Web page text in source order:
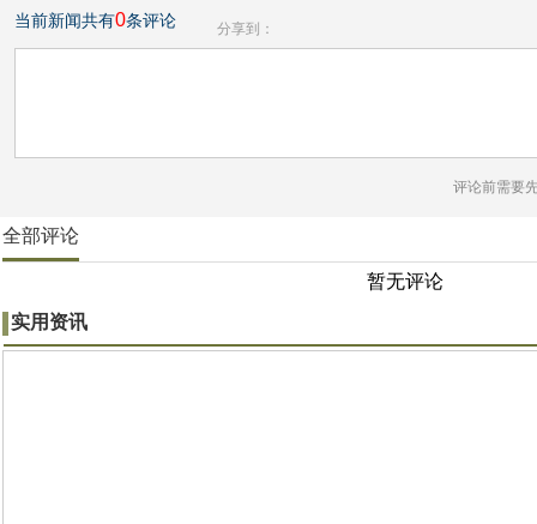
当前新闻共有0条评论 分享到：
评论前需要
全部评论
暂无评论
实用资讯